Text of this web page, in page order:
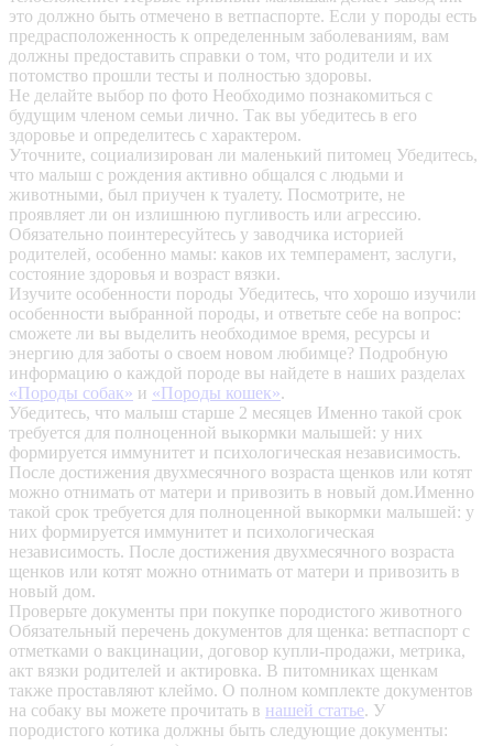
это должно быть отмечено в ветпаспорте. Если у породы есть
предрасположенность к определенным заболеваниям, вам
должны предоставить справки о том, что родители и их
потомство прошли тесты и полностью здоровы.
Не делайте выбор по фото Необходимо познакомиться с
будущим членом семьи лично. Так вы убедитесь в его
здоровье и определитесь с характером.
Уточните, социализирован ли маленький питомец Убедитесь,
что малыш с рождения активно общался с людьми и
животными, был приучен к туалету. Посмотрите, не
проявляет ли он излишнюю пугливость или агрессию.
Обязательно поинтересуйтесь у заводчика историей
родителей, особенно мамы: каков их темперамент, заслуги,
состояние здоровья и возраст вязки.
Изучите особенности породы Убедитесь, что хорошо изучили
особенности выбранной породы, и ответьте себе на вопрос:
сможете ли вы выделить необходимое время, ресурсы и
энергию для заботы о своем новом любимце? Подробную
информацию о каждой породе вы найдете в наших разделах
«Породы собак» и «Породы кошек».
Убедитесь, что малыш старше 2 месяцев Именно такой срок
требуется для полноценной выкормки малышей: у них
формируется иммунитет и психологическая независимость.
После достижения двухмесячного возраста щенков или котят
можно отнимать от матери и привозить в новый дом.Именно
такой срок требуется для полноценной выкормки малышей: у
них формируется иммунитет и психологическая
независимость. После достижения двухмесячного возраста
щенков или котят можно отнимать от матери и привозить в
новый дом.
Проверьте документы при покупке породистого животного
Обязательный перечень документов для щенка: ветпаспорт с
отметками о вакцинации, договор купли-продажи, метрика,
акт вязки родителей и актировка. В питомниках щенкам
также проставляют клеймо. О полном комплекте документов
на собаку вы можете прочитать в нашей статье. У
породистого котика должны быть следующие документы: